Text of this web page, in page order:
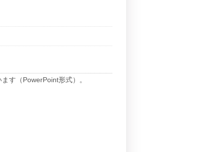
す（PowerPoint形式）。